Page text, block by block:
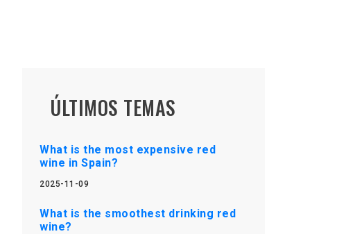
ÚLTIMOS TEMAS
What is the most expensive red
wine in Spain?
2025-11-09
What is the smoothest drinking red
wine?